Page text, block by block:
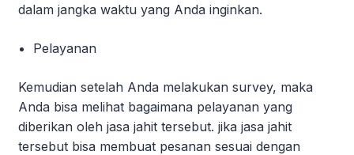
dalam jangka waktu yang Anda inginkan.
Pelayanan
Kemudian setelah Anda melakukan survey, maka
Anda bisa melihat bagaimana pelayanan yang
diberikan oleh jasa jahit tersebut. jika jasa jahit
tersebut bisa membuat pesanan sesuai dengan